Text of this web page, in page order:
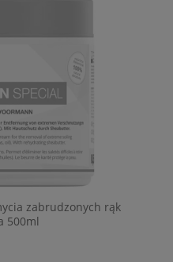
zabrudzonych rąk
500ml